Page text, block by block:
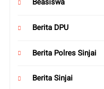
Beasiswa
Berita DPU
Berita Polres Sinjai
Berita Sinjai